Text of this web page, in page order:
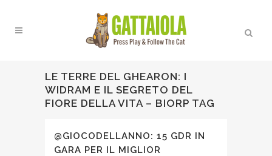
LE TERRE DEL GHEARON: I
WIDRAM E IL SEGRETO DEL
FIORE DELLA VITA – BIORP TAG
@GIOCODELLANNO: 15 GDR IN
GARA PER IL MIGLIOR